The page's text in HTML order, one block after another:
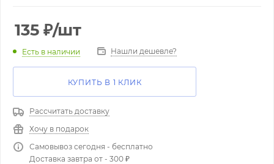
135 ₽/шт
Есть в наличии Нашли дешевле?
КУПИТЬ В 1 КЛИК
Рассчитать доставку
Хочу в подарок
Самовывоз сегодня - бесплатно
Доставка завтра от - 300 ₽